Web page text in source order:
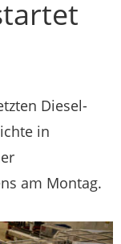
Diesel-
in
am Montag.